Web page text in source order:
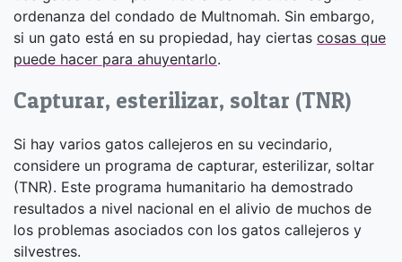
ordenanza del condado de Multnomah. Sin embargo,
si un gato está en su propiedad, hay ciertas cosas que
puede hacer para ahuyentarlo.
Capturar, esterilizar, soltar (TNR)
Si hay varios gatos callejeros en su vecindario,
considere un programa de capturar, esterilizar, soltar
(TNR). Este programa humanitario ha demostrado
resultados a nivel nacional en el alivio de muchos de
los problemas asociados con los gatos callejeros y
silvestres.